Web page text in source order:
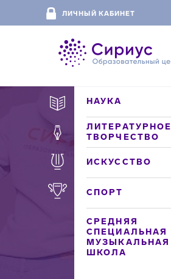
ЛИЧНЫЙ КАБИНЕТ
НАУКА
ЛИТЕРАТУРНОЕ
ТВОРЧЕСТВО
ИСКУССТВО
СПОРТ
СРЕДНЯЯ
СПЕЦИАЛЬНАЯ
МУЗЫКАЛЬНАЯ
ШКОЛА